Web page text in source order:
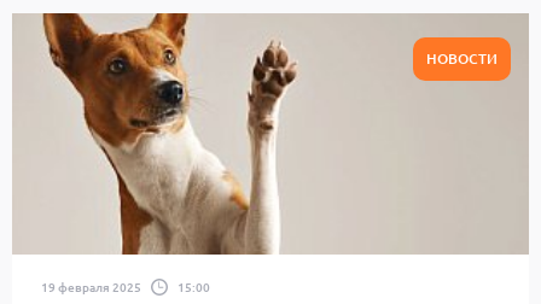
НОВОСТИ
19 февраля 2025 15:00